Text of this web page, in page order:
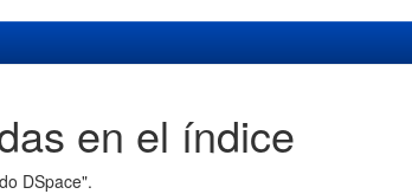
en el índice
DSpace".